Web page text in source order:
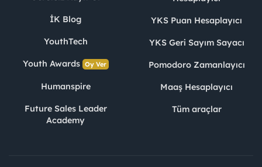
İK Blog
YouthTech
Youth Awards Oy Ver
Humanspire
Future Sales Leader
Academy
YKS Puan Hesaplayıcı
YKS Geri Sayım Sayacı
Pomodoro Zamanlayıcı
Maaş Hesaplayıcı
Tüm araçlar